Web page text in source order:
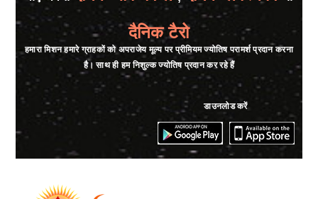
★★★★★
Sunday, 16 June 2024
★★★★★
Tuesday, 11 June 2024
दैनिक टैरो
हमारा मिशन हमारे ग्राहकों को अपराजेय मूल्य पर प्रीमियम ज्योतिष परामर्श प्रदान करना
है। साथ ही हम निशुल्क ज्योतिष प्रदान कर रहे हैं
डाउनलोड करें